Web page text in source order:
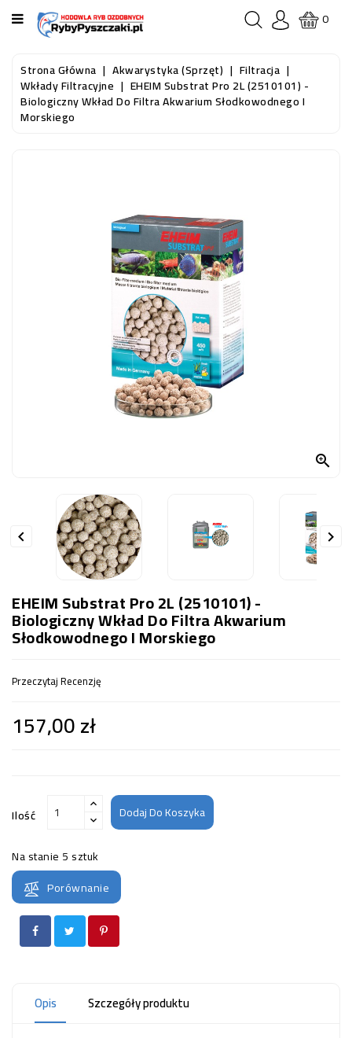
KATEGORIA
STRONA
GŁÓWNA
RYBY
0
Strona Główna Akwarystyka (sprzęt) Filtracja
Wkłady Filtracyjne EHEIM Substrat Pro 2L (2510101) -
Biologiczny Wkład Do Filtra Akwarium Słodkowodnego I
Morskiego

 
EHEIM Substrat Pro 2L (2510101) -
Biologiczny Wkład Do Filtra Akwarium
Słodkowodnego I Morskiego
Przeczytaj Recenzję
157,00 zł
Ilość Dodaj Do Koszyka
Na stanie 5 sztuk
Porównanie
Opis Szczegóły produktu